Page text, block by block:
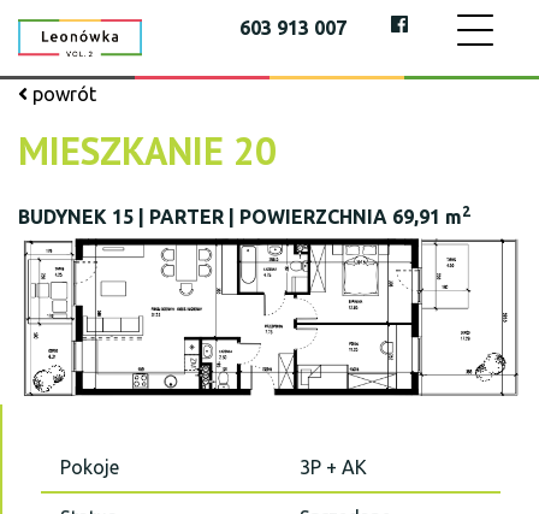
603 913 007
powrót
MIESZKANIE 20
BUDYNEK 15 | PARTER | POWIERZCHNIA 69,91 m2
Pokoje 3P + AK